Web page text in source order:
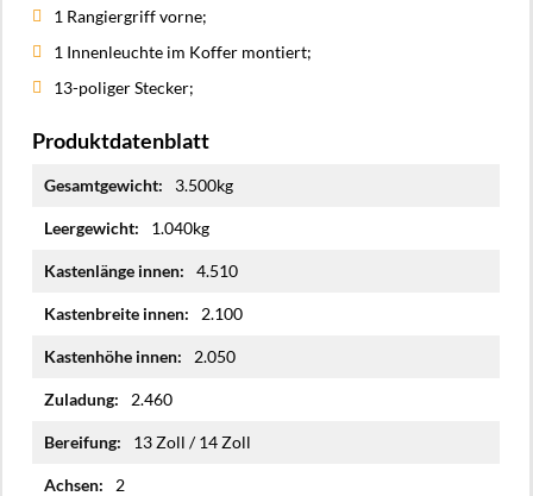
1 Rangiergriff vorne;
1 Innenleuchte im Koffer montiert;
13-poliger Stecker;
Produktdatenblatt
Informationen
3.500kg
1.040kg
4.510
2.100
2.050
2.460
13 Zoll / 14 Zoll
2